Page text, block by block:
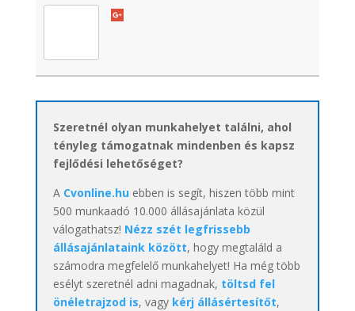
Szeretnél olyan munkahelyet találni, ahol
tényleg támogatnak mindenben és kapsz
fejlődési lehetőséget?
A Cvonline.huebben is segít, hiszen több mint
500 munkaadó 10.000 állásajánlata közül
válogathatsz! Nézz szét legfrissebb
állásajánlataink között, hogy megtaláld a
számodra megfelelő munkahelyet! Ha még több
esélyt szeretnél adni magadnak, töltsd fel
önéletrajzod is, vagy kérj állásértesítőt,